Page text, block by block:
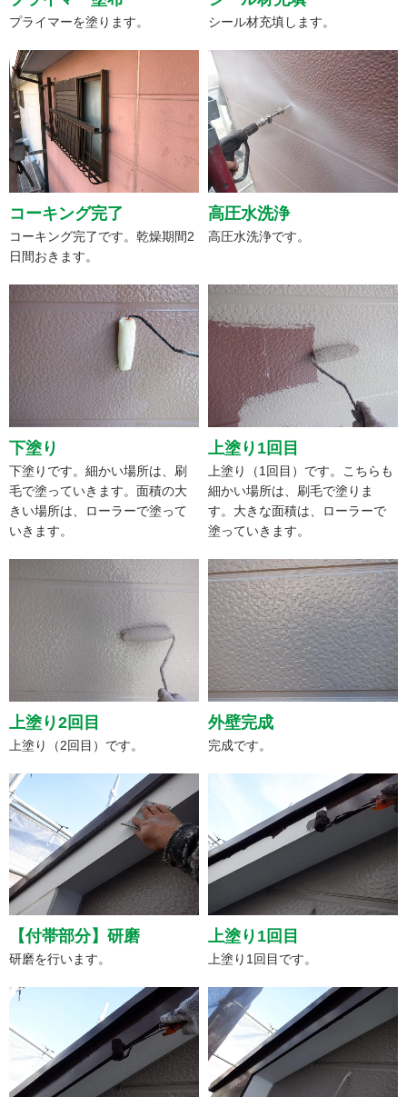
プライマーを塗ります。 シール材充填します。
コーキング完了
コーキング完了です。乾燥期間2
日間おきます。
高圧水洗浄
高圧水洗浄です。
下塗り
下塗りです。細かい場所は、刷
毛で塗っていきます。面積の大
きい場所は、ローラーで塗って
いきます。
上塗り1回目
上塗り（1回目）です。こちらも
細かい場所は、刷毛で塗りま
す。大きな面積は、ローラーで
塗っていきます。
上塗り2回目
上塗り（2回目）です。
外壁完成
完成です。
【付帯部分】研磨
研磨を行います。
上塗り1回目
上塗り1回目です。